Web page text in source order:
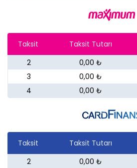
Taksit Taksit Tutarı
2
0,00 ₺
3
0,00 ₺
4
0,00 ₺
Taksit Taksit Tutarı
2
0,00 ₺